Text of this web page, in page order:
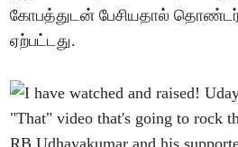
கோபத்துடன் பேசியதால்
ஏற்பட்டது.